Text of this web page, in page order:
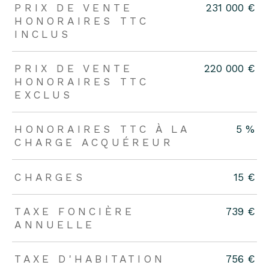
PRIX DE VENTE
HONORAIRES TTC
INCLUS
231 000 €
PRIX DE VENTE
HONORAIRES TTC
EXCLUS
220 000 €
HONORAIRES TTC À LA
CHARGE ACQUÉREUR
5 %
CHARGES 15 €
TAXE FONCIÈRE
ANNUELLE
739 €
TAXE D'HABITATION 756 €